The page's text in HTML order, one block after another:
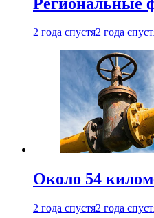
2 года спустя2 года
Около 54
2 года спустя2 года